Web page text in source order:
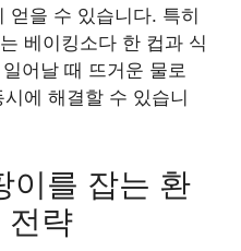
얻을 수 있습니다. 특히
베이킹소다 한 컵과 식
어날 때 뜨거운 물로
에 해결할 수 있습니
이를 잡는 환
전략